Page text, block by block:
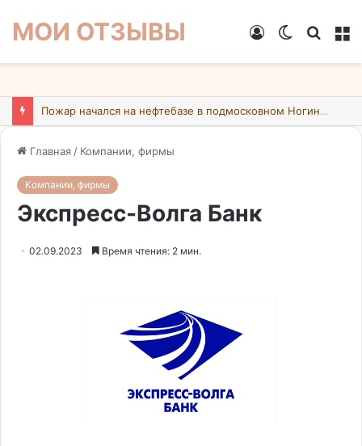
МОИ ОТЗЫВЫ
Switch
Войти
Пожар начался на нефтебазе в подмосковном Ногинске в результате атаки БПЛА ВСУ
Главная / Компании, фирмы
Компании, фирмы
Экспресс-Волга Банк
02.09.2023 Время чтения: 2 мин.